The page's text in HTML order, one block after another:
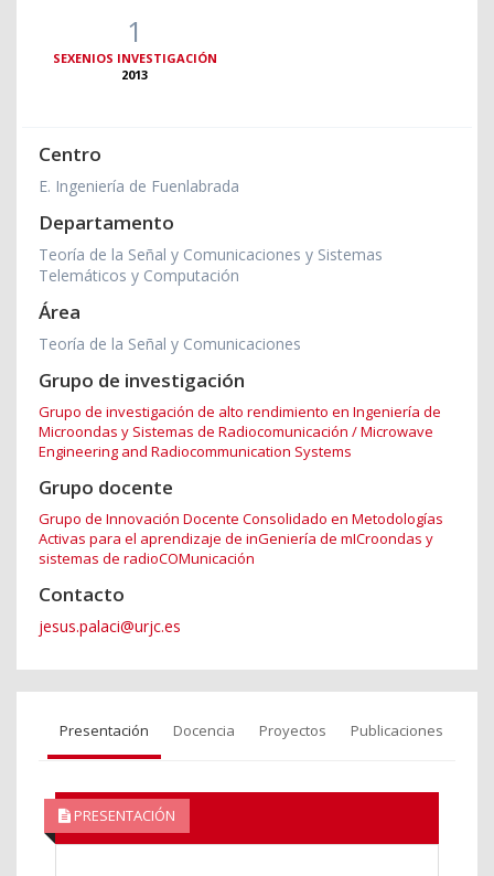
1
SEXENIOS INVESTIGACIÓN
2013
Centro
E. Ingeniería de Fuenlabrada
Departamento
Teoría de la Señal y Comunicaciones y Sistemas
Telemáticos y Computación
Área
Teoría de la Señal y Comunicaciones
Grupo de investigación
Grupo de investigación de alto rendimiento en Ingeniería de
Microondas y Sistemas de Radiocomunicación / Microwave
Engineering and Radiocommunication Systems
Grupo docente
Grupo de Innovación Docente Consolidado en Metodologías
Activas para el aprendizaje de inGeniería de mICroondas y
sistemas de radioCOMunicación
Contacto
jesus.palaci@urjc.es
Presentación Docencia Proyectos Publicaciones
PRESENTACIÓN